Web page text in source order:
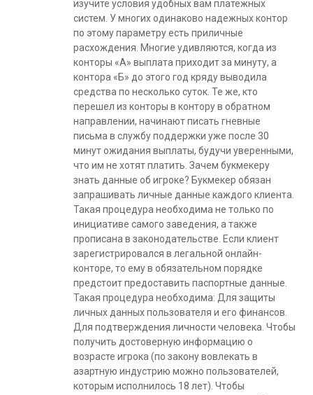
изучите условия удобных вам платежных
систем. У многих одинаково надежных контор
по этому параметру есть приличные
расхождения. Многие удивляются, когда из
конторы «А» выплата приходит за минуту, а
контора «Б» до этого год кряду выводила
средства по несколько суток. Те же, кто
перешел из конторы в контору в обратном
направлении, начинают писать гневные
письма в службу поддержки уже после 30
минут ожидания выплаты, будучи уверенными,
что им не хотят платить. Зачем букмекеру
знать данные об игроке? Букмекер обязан
запрашивать личные данные каждого клиента.
Такая процедура необходима не только по
инициативе самого заведения, а также
прописана в законодательстве. Если клиент
зарегистрировался в легальной онлайн-
конторе, то ему в обязательном порядке
предстоит предоставить паспортные данные.
Такая процедура необходима: Для защиты
личных данных пользователя и его финансов.
Для подтверждения личности человека. Чтобы
получить достоверную информацию о
возрасте игрока (по закону вовлекать в
азартную индустрию можно пользователей,
которым исполнилось 18 лет). Чтобы